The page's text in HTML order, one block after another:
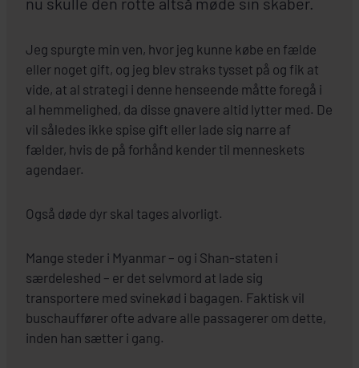
Jeg spurgte min ven, hvor jeg kunne købe en fælde
eller noget gift, og jeg blev straks tysset på og fik at
vide, at al strategi i denne henseende måtte foregå i
al hemmelighed, da disse gnavere altid lytter med. De
vil således ikke spise gift eller lade sig narre af
fælder, hvis de på forhånd kender til menneskets
agendaer.
Også døde dyr skal tages alvorligt.
Mange steder i Myanmar – og i Shan-staten i
særdeleshed – er det selvmord at lade sig
transportere med svinekød i bagagen. Faktisk vil
buschauffører ofte advare alle passagerer om dette,
inden han sætter i gang.